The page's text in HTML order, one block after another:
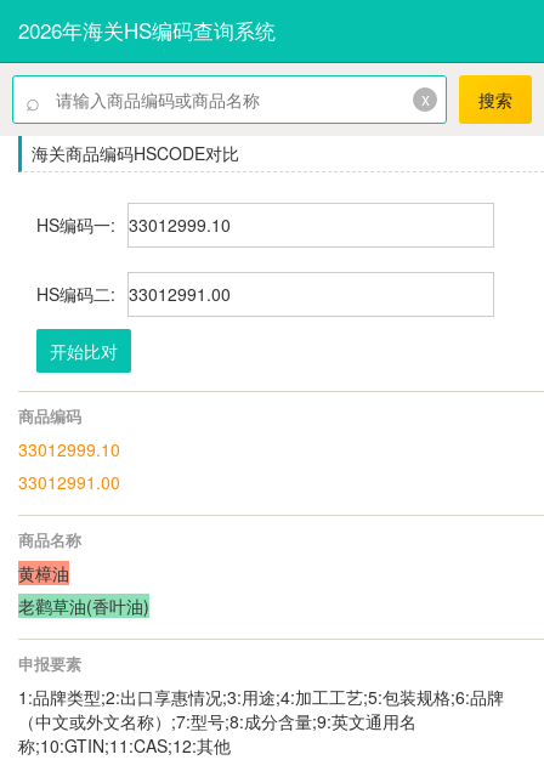
2026年海关HS编码查询系统
⌕ x 搜索
海关商品编码HSCODE对比
HS编码一:
HS编码二:
开始比对
商品编码
33012999.10
33012991.00
商品名称
黄樟油
老鹳草油(香叶油)
申报要素
1:品牌类型;2:出口享惠情况;3:用途;4:加工工艺;5:包装规格;6:品牌
（中文或外文名称）;7:型号;8:成分含量;9:英文通用名
称;10:GTIN;11:CAS;12:其他